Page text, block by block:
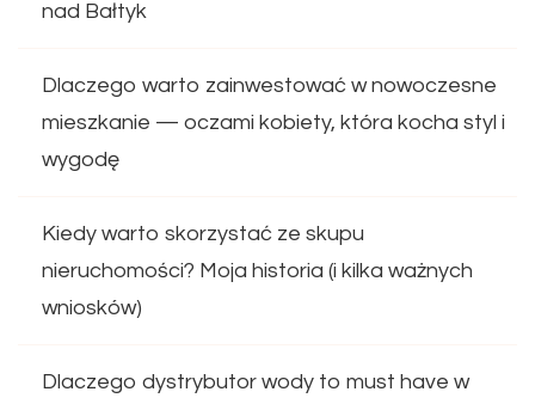
nad Bałtyk
Dlaczego warto zainwestować w nowoczesne
mieszkanie — oczami kobiety, która kocha styl i
wygodę
Kiedy warto skorzystać ze skupu
nieruchomości? Moja historia (i kilka ważnych
wniosków)
Dlaczego dystrybutor wody to must have w